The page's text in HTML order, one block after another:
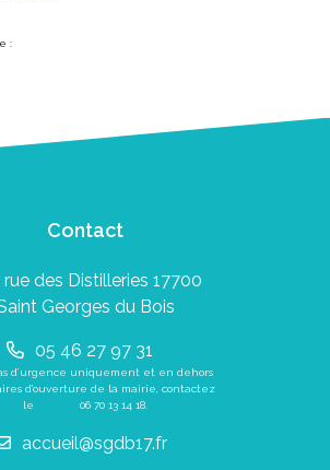
:
Contact
rue des Distilleries 17700
Georges du Bois
05 46 27 97 31
d’urgence uniquement et en dehors
d’ouverture de la mairie, contactez
le 06 70 13 14 18
accueil@sgdb17.fr